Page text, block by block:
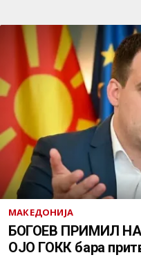
МАКЕДОНИЈА
БОГОЕВ ПРИМИЛ
ОЈО ГОКК бара